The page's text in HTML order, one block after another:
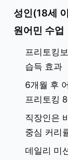
성인(18세
원어민 수업
프리토킹
습득 효과
6개월 후
프리토킹
직장인은
중심 커리
데일리 미